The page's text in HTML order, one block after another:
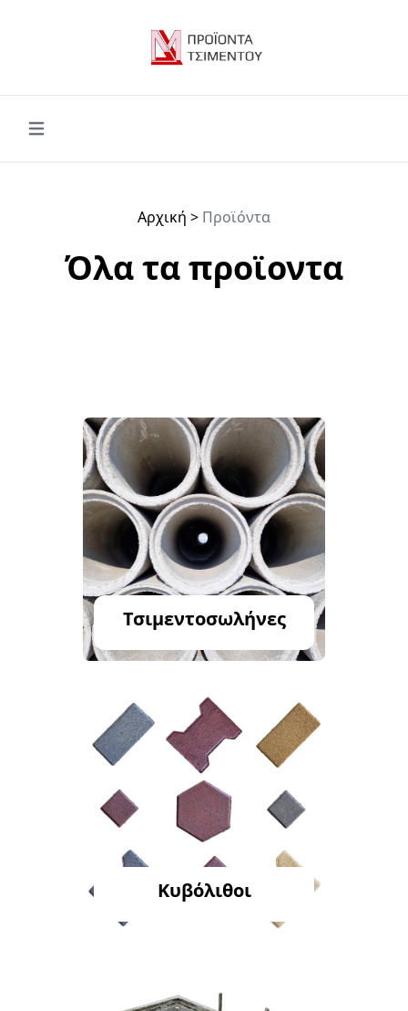
Open main menu
Αρχική > Προϊόντα
Όλα τα προϊοντα
Τσιμεντοσωλήνες
Κυβόλιθοι